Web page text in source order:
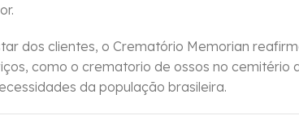
dos clientes, o Crematório Memorian
como o crematorio de ossos no cemitério
da população brasileira.